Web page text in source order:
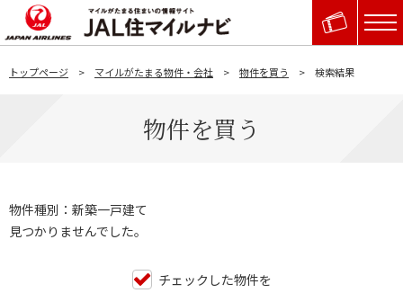
トップページ マイルがたまる物件・会社 物件を買う 検索結果
物件を買う
物件種別：新築一戸建て
見つかりませんでした。
チェックした物件を